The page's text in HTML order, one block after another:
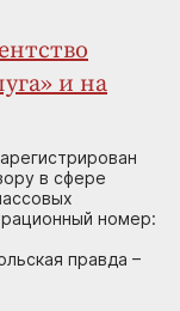
и на
в сфере
номер:
правда –